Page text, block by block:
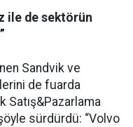
ile de sektörün
Sandvik ve
de fuarda
Satış&Pazarlama
sürdürdü: “Volvo